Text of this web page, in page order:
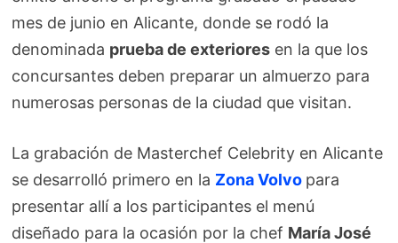
mes de junio en Alicante, donde se rodó la
denominada prueba de exteriores en la que los
concursantes deben preparar un almuerzo para
numerosas personas de la ciudad que visitan.
La grabación de Masterchef Celebrity en Alicante
se desarrolló primero en la Zona Volvo para
presentar allí a los participantes el menú
diseñado para la ocasión por la chef María José